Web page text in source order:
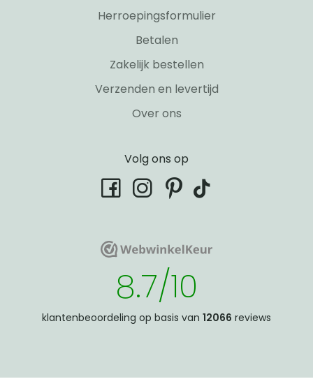
Herroepingsformulier
Betalen
Zakelijk bestellen
Verzenden en levertijd
Over ons
Volg ons op
facebookinstagram
pinterest
tiktok
WebwinkelKeurWebwinkelKeur
8.7/10
klantenbeoordeling op basis van 12066 reviews